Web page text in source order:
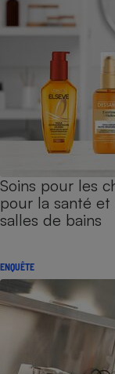
Soins pour les
pour la santé et
salles de bains
ENQUÊTE